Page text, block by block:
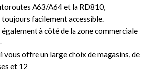
A63/A64 et la RD810,
facilement accessible.
à côté de la zone commerciale
vous offre un large choix de magasins, de
et 12